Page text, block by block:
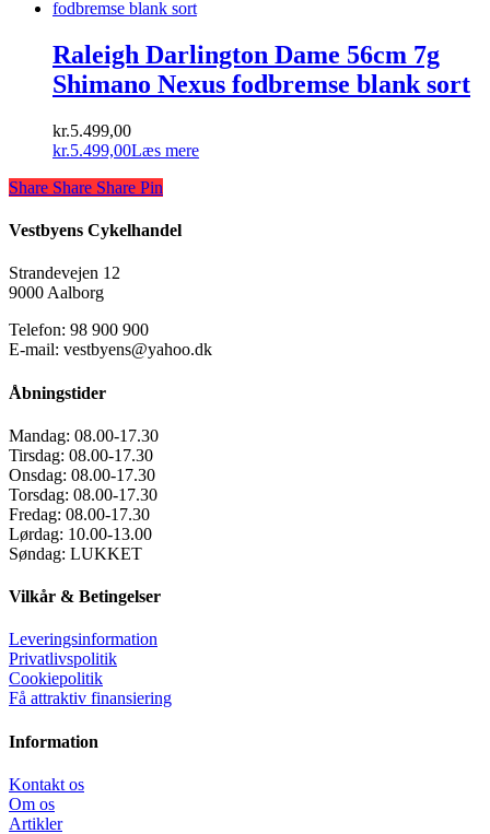
Raleigh Darlington Dame 56cm 7g
Shimano Nexus fodbremse blank sort
kr.5.499,00
kr.5.499,00Læs mere
Share
Share Share Share Pin
Vestbyens Cykelhandel
Strandevejen 12
9000 Aalborg
Telefon: 98 900 900
E-mail: vestbyens@yahoo.dk
Åbningstider
Mandag: 08.00-17.30
Tirsdag: 08.00-17.30
Onsdag: 08.00-17.30
Torsdag: 08.00-17.30
Fredag: 08.00-17.30
Lørdag: 10.00-13.00
Søndag: LUKKET
Vilkår & Betingelser
Leveringsinformation
Privatlivspolitik
Cookiepolitik
Få attraktiv finansiering
Information
Kontakt os
Om os
Artikler